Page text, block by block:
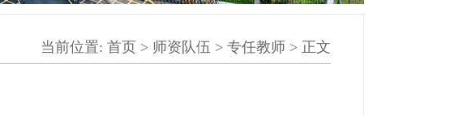
当前位置: 首页 > 师资队伍 > 专任教师 > 正文